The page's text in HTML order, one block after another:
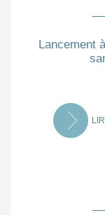
Lancement